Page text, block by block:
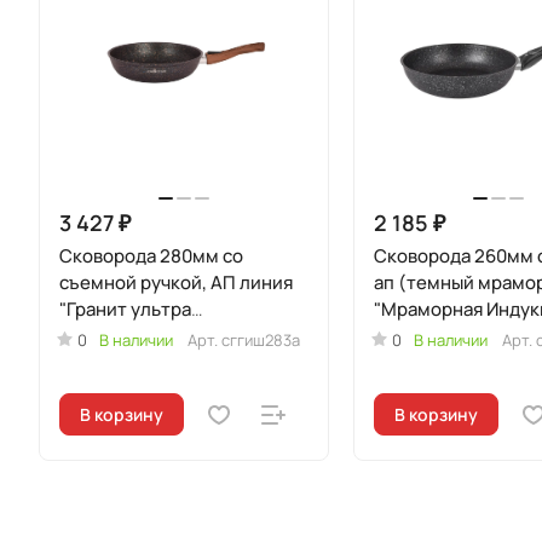
3 427 ₽
Сковорода 280мм со
съемной ручкой, АП линия
"Гранит ультра
индукционная" (Синий)
0 В наличии Арт. сггиш283а
В корзину
2 185 ₽
Сковорода 260мм
ап (темный
"Мраморная
0 В наличии Арт.
В корзину